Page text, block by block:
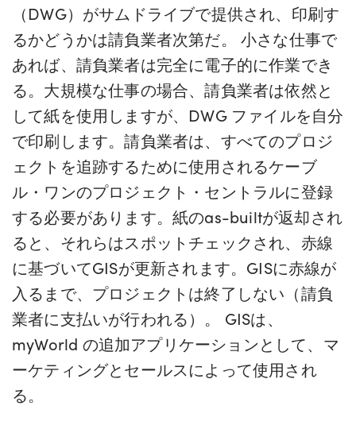
（DWG）がサムドライブで提供され、印刷す
るかどうかは請負業者次第だ。 小さな仕事で
あれば、請負業者は完全に電子的に作業でき
る。大規模な仕事の場合、請負業者は依然と
して紙を使用しますが、DWG ファイルを自分
で印刷します。請負業者は、すべてのプロジ
ェクトを追跡するために使用されるケーブ
ル・ワンのプロジェクト・セントラルに登録
する必要があります。紙のas-builtが返却され
ると、それらはスポットチェックされ、赤線
に基づいてGISが更新されます。GISに赤線が
入るまで、プロジェクトは終了しない（請負
業者に支払いが行われる）。 GISは、
myWorld の追加アプリケーションとして、マ
ーケティングとセールスによって使用され
る。